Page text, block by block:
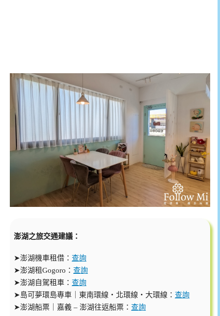
澎湖之旅交通建議：
➤澎湖機車租借： 查詢
➤澎湖租Gogoro： 查詢
➤澎湖自駕租車： 查詢
➤島可夢環島專車｜東南環線・北環線・大環線： 查詢
➤澎湖船票｜嘉義 – 澎湖往返船票： 查詢